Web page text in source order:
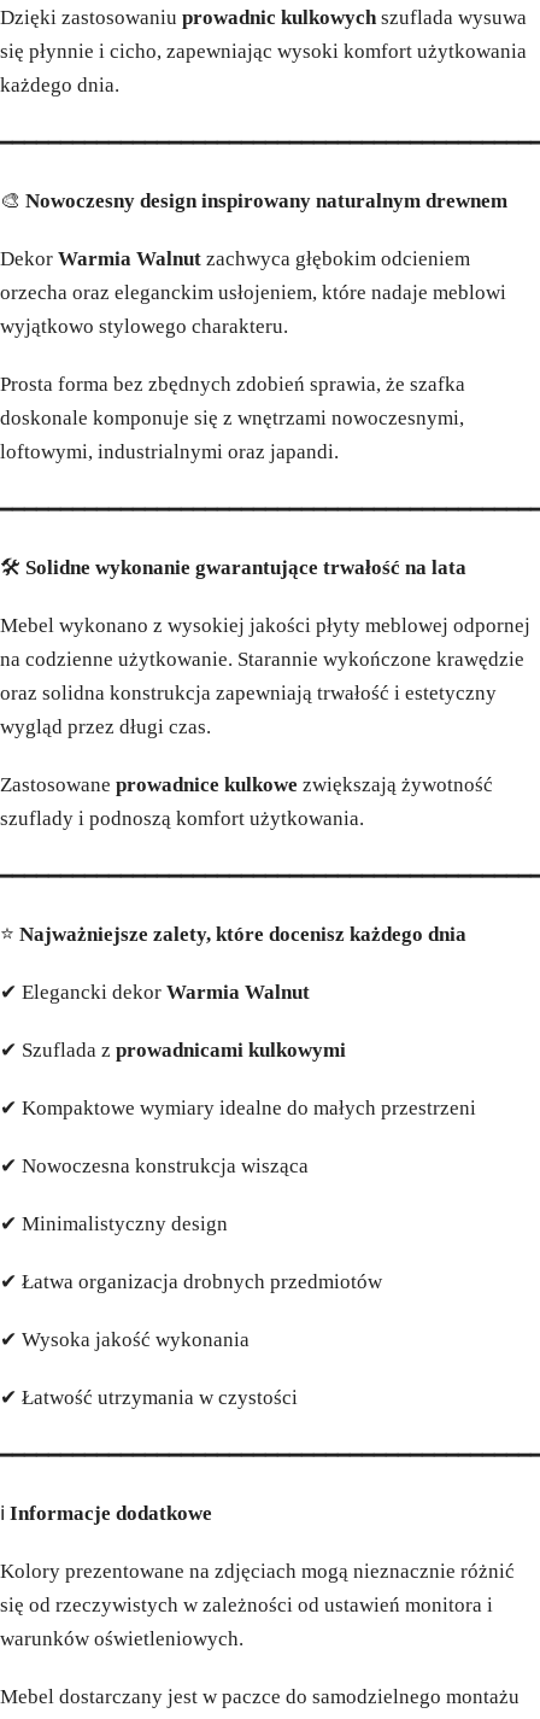
Dzięki zastosowaniu prowadnic kulkowychszuflada wysuwa
się płynnie i cicho, zapewniając wysoki komfort użytkowania
każdego dnia.
🎨 Nowoczesny design inspirowany naturalnym drewnem
Dekor Warmia Walnut zachwyca głębokim odcieniem
orzecha oraz eleganckim usłojeniem, które nadaje meblowi
wyjątkowo stylowego charakteru.
Prosta forma bez zbędnych zdobień sprawia, że szafka
doskonale komponuje się z wnętrzami nowoczesnymi,
loftowymi, industrialnymi oraz japandi.
🛠️ Solidne wykonanie gwarantujące trwałość na lata
Mebel wykonano z wysokiej jakości płyty meblowej odpornej
na codzienne użytkowanie. Starannie wykończone krawędzie
oraz solidna konstrukcja zapewniają trwałość i estetyczny
wygląd przez długi czas.
Zastosowane prowadnice kulkowe zwiększają żywotność
szuflady i podnoszą komfort użytkowania.
⭐ Najważniejsze zalety, które docenisz każdego dnia
✔ Elegancki dekor Warmia Walnut
✔ Szuflada z prowadnicami kulkowymi
✔ Kompaktowe wymiary idealne do małych przestrzeni
✔ Nowoczesna konstrukcja wisząca
✔ Minimalistyczny design
✔ Łatwa organizacja drobnych przedmiotów
✔ Wysoka jakość wykonania
✔ Łatwość utrzymania w czystości
ℹ️ Informacje dodatkowe
Kolory prezentowane na zdjęciach mogą nieznacznie różnić
się od rzeczywistych w zależności od ustawień monitora i
warunków oświetleniowych.
Mebel dostarczany jest w paczce do samodzielnego montażu